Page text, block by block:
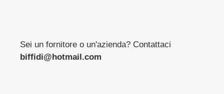
Sei un fornitore o un'azienda? Contattaci
biffidi@hotmail.com